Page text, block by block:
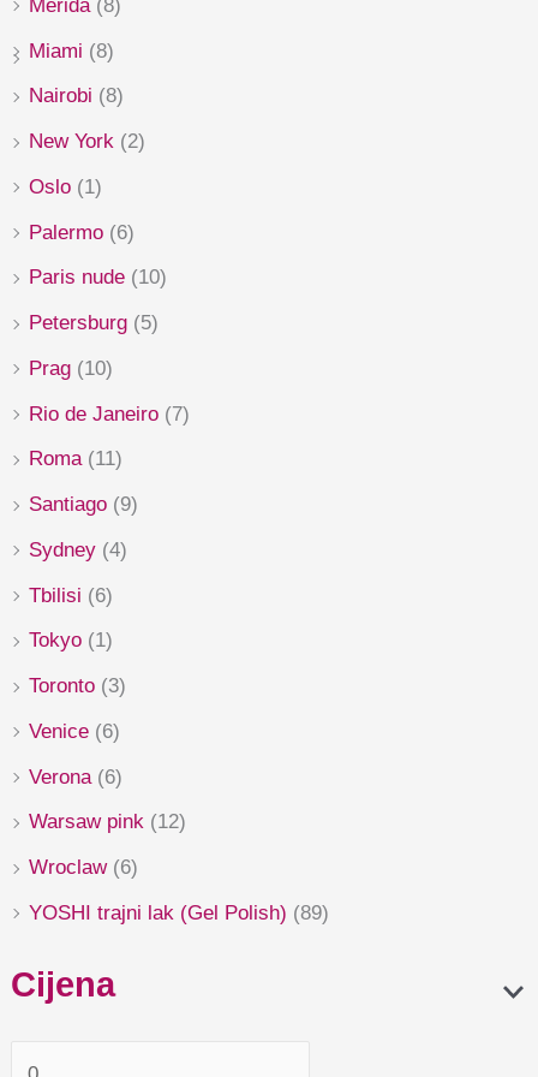
Merida (8)
Miami (8)
Nairobi (8)
New York (2)
Oslo (1)
Palermo (6)
Paris nude (10)
Petersburg (5)
Prag (10)
Rio de Janeiro (7)
Roma (11)
Santiago (9)
Sydney (4)
Tbilisi (6)
Tokyo (1)
Toronto (3)
Venice (6)
Verona (6)
Warsaw pink (12)
Wroclaw (6)
YOSHI trajni lak (Gel Polish) (89)
Cijena